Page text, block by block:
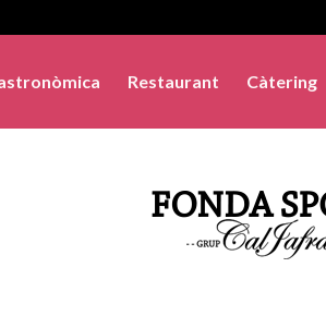
Restaurant Càtering